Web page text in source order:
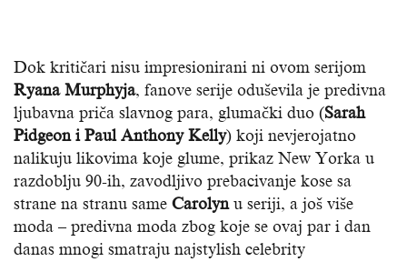
Dok kritičari nisu impresionirani ni ovom serijom
Ryana Murphyja, fanove serije oduševila je predivna
ljubavna priča slavnog para, glumački duo (Sarah
Pidgeon i Paul Anthony Kelly) koji nevjerojatno
nalikuju likovima koje glume, prikaz New Yorka u
razdoblju 90-ih, zavodljivo prebacivanje kose sa
strane na stranu same Carolyn u seriji, a još više
moda – predivna moda zbog koje se ovaj par i dan
danas mnogi smatraju najstylish celebrity